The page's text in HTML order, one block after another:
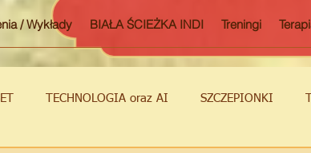
/ Wykłady BIAŁA ŚCIEŻKA INDI Treningi
TECHNOLOGIA oraz AI SZCZEPIONKI